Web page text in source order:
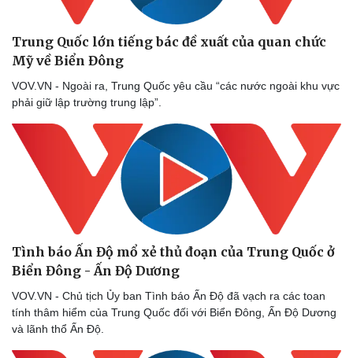
Trung Quốc lớn tiếng bác đề xuất của quan chức
Mỹ về Biển Đông
VOV.VN - Ngoài ra, Trung Quốc yêu cầu “các nước ngoài khu vực
phải giữ lập trường trung lập”.
Tình báo Ấn Độ mổ xẻ thủ đoạn của Trung Quốc ở
Biển Đông - Ấn Độ Dương
VOV.VN - Chủ tịch Ủy ban Tình báo Ấn Độ đã vạch ra các toan
tính thâm hiểm của Trung Quốc đối với Biển Đông, Ấn Độ Dương
và lãnh thổ Ấn Độ.